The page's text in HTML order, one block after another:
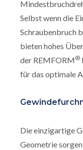
Selbst wenn die
Schraubenbruch
bieten hohes
der REMFORM®
für das optimale
Die einzigartige
Geometrie